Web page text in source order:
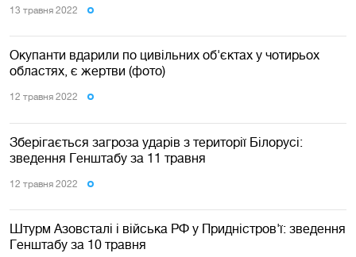
13 травня 2022
Окупанти вдарили по цивільних об'єктах у чотирьох
областях, є жертви (фото)
12 травня 2022
Зберігається загроза ударів з території Білорусі:
зведення Генштабу за 11 травня
12 травня 2022
Штурм Азовсталі і війська РФ у Придністров'ї: зведення
Генштабу за 10 травня